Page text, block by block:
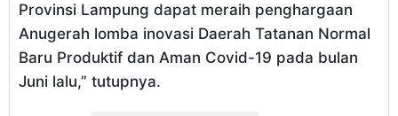
Provinsi Lampung dapat meraih penghargaan
Anugerah lomba inovasi Daerah Tatanan Normal
Baru Produktif dan Aman Covid-19 pada bulan
Juni lalu,” tutupnya.